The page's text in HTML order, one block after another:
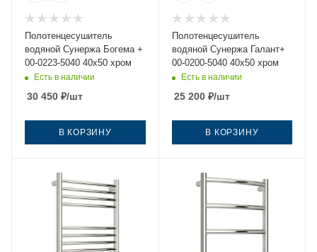
Полотенцесушитель
водяной Сунержа Богема +
00-0223-5040 40х50 хром
Есть в наличии
30 450 ₽/шт
В КОРЗИНУ
Полотенцесушитель
водяной Сунержа Галант+
00-0200-5040 40х50 хром
Есть в наличии
25 200₽/шт
В КОРЗИНУ